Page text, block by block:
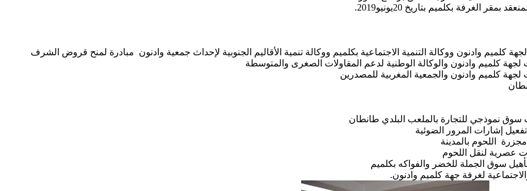
كلميم وادنون ووكالة التنمية الاجتماعية بكلميم ووكالة تنمية الأقاليم الجنوبية لإحداث جمعية وادنون مبادرة لمنح قروض الشرف
كلميم وادنون والوكالة الوطنية لدعم المقاولات الصغرى والمتوسطة
كلميم وادنون والجمعية المغربية للمصدرين
نموذجي للتجارة بالملعب البلدي طانطان
إشارات المرور الضوئية
اللحوم بالمدينة
عصرية لنقل اللحوم
سوق الجملة للخضر والفواكه بكلميم
لغرفة جهة كلميم وادنون.